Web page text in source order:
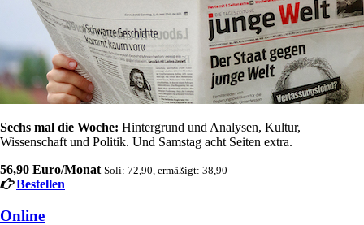
Sechs mal die Woche: Hintergrund und Analysen, Kultur,
Wissenschaft und Politik. Und Samstag acht Seiten extra.
56,90 Euro/Monat Soli: 72,90, ermäßigt: 38,90
Bestellen
Online